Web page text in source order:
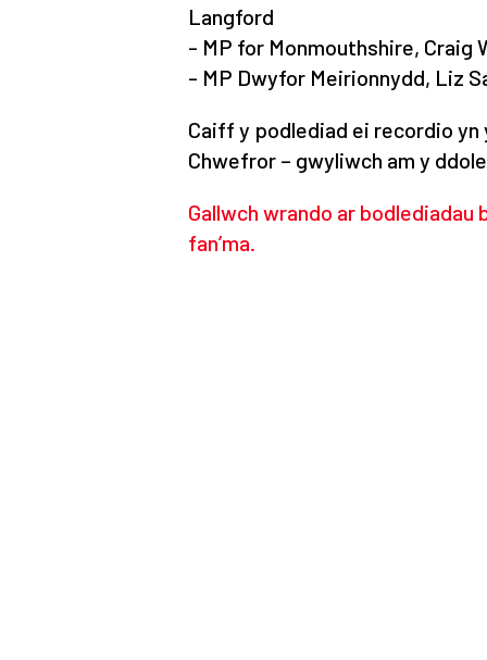
Langford
- MP for Monmouthshire, Craig
- MP Dwyfor Meirionnydd, Liz
Caiff y podlediad ei recordio yn
Chwefror – gwyliwch am y
Gallwch wrando ar
fan’ma.